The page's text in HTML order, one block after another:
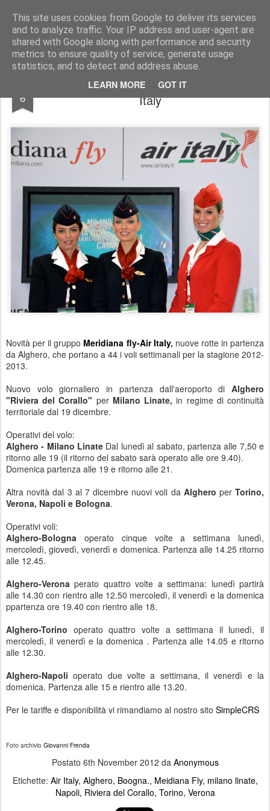
This site uses cookies from Google to deliver its services
and to analyze traffic. Your IP address and user-agent are
shared with Google along with performance and security
metrics to ensure quality of service, generate usage
statistics, and to detect and address abuse.
LEARN MORE GOT IT
Simple Crs Blog Curiosità e notizie dal mondo delle compagnie aeree
Pages
6
Nuovi voli da Alghero per Meridiana fly-Air
Italy
Novità per il gruppo Meridiana fly-Air Italy, nuove rotte in partenza
da Alghero, che portano a 44 i voli settimanali per la stagione 2012-
2013.
Nuovo volo giornaliero in partenza dall'aeroporto di Alghero
"Riviera del Corallo" per Milano Linate,in regime di continuità
territoriale dal 19 dicembre.
Operativi del volo:
Alghero - Milano Linate Dal lunedì al sabato, partenza alle 7,50 e
ritorno alle 19 (il ritorno del sabato sarà operato alle ore 9.40).
Domenica partenza alle 19 e ritorno alle 21.
Altra novità dal 3 al 7 dicembre nuovi voli da Alghero perTorino,
Verona, Napoli e Bologna.
Operativi voli:
Alghero-Bologna operato cinque volte a settimana lunedì,
mercoledì, giovedì, venerdì e domenica. Partenza alle 14.25 ritorno
alle 12.45.
Alghero-Verona perato quattro volte a settimana: lunedì partirà
alle 14.30 con rientro alle 12.50 mercoledì, il venerdì e la domenica
ppartenza ore 19.40 con rientro alle 18.
Alghero-Torino operato quattro volte a settimana il lunedì, il
mercoledì, il venerdì e la domenica . Partenza alle 14.05 e ritorno
alle 12.30.
Alghero-Napoli operato due volte a settimana, il venerdì e la
domenica. Partenza alle 15 e rientro alle 13.20.
Per le tariffe e disponibilità vi rimandiamo al nostro sito SimpleCRS
Foto archivio Giovanni Frenda
Postato 6th November 2012 da Anonymous
Etichette: Air Italy Alghero Boogna. Meidiana Fly milano linate
Napoli Riviera del Corallo Torino Verona